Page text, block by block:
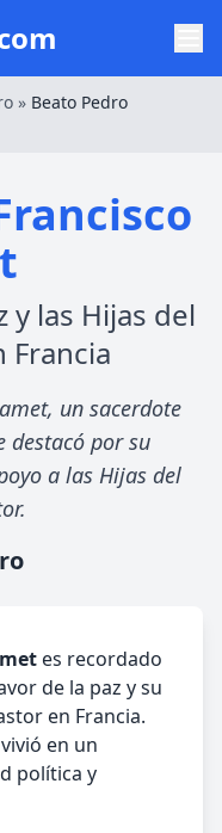
» Beato Pedro
y las Hijas del
Francia
un sacerdote
destacó por su
a las Hijas del
es recordado
de la paz y su
en Francia.
en un
política y